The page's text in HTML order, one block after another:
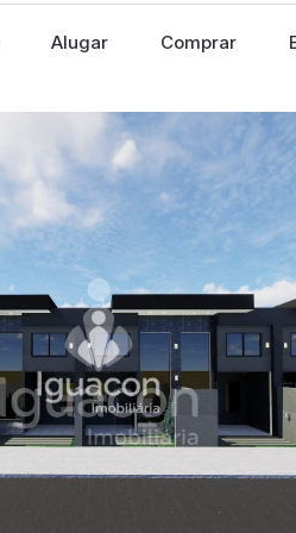
Alugar Comprar